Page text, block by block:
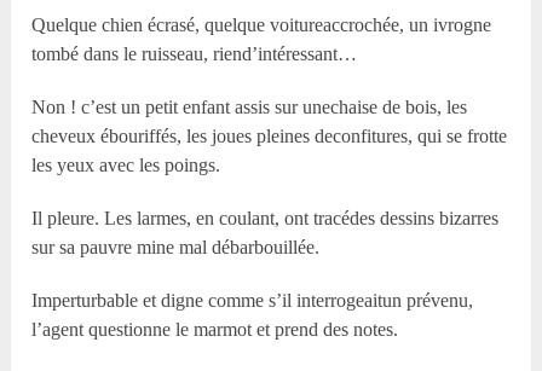
Quelque chien écrasé, quelque voitureaccrochée, un ivrogne
tombé dans le ruisseau, riend’intéressant…
Non ! c’est un petit enfant assis sur unechaise de bois, les
cheveux ébouriffés, les joues pleines deconfitures, qui se frotte
les yeux avec les poings.
Il pleure. Les larmes, en coulant, ont tracédes dessins bizarres
sur sa pauvre mine mal débarbouillée.
Imperturbable et digne comme s’il interrogeaitun prévenu,
l’agent questionne le marmot et prend des notes.